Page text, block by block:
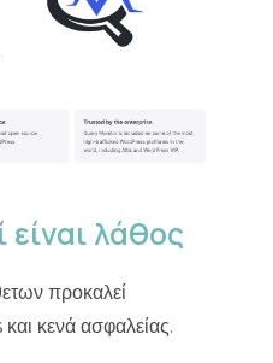
είναι λάθος
προκαλεί
κενά ασφαλείας.